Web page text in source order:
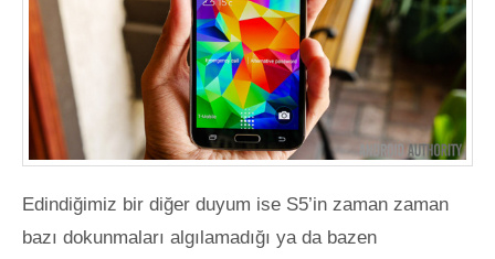
Edindiğimiz bir diğer duyum ise S5’in zaman zaman
bazı dokunmaları algılamadığı ya da bazen